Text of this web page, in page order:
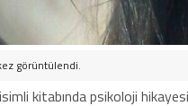
görüntülendi.
kitabında psikoloji